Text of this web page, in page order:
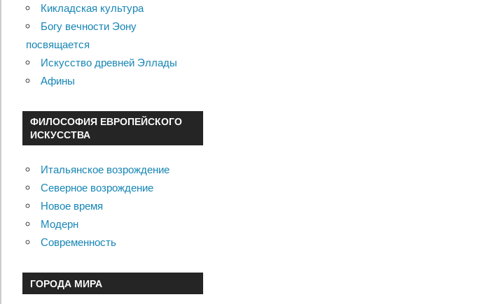
Кикладская культура
Богу вечности Эону
посвящается
Искусство древней Эллады
Афины
ФИЛОСОФИЯ ЕВРОПЕЙСКОГО
ИСКУССТВА
Итальянское возрождение
Северное возрождение
Новое время
Модерн
Современность
ГОРОДА МИРА